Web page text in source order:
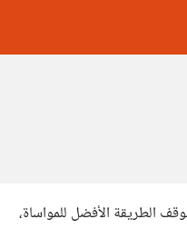
الطريقة الأفضل للمواساة،